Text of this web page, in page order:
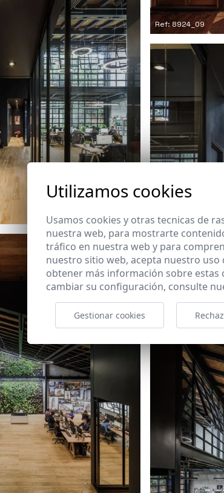
Ref: 8924_09
Ref: 8924_12
Utilizamos cookies
Usamos cookies y otras tecnicas de
nuestra web, para mostrarte
tráfico en nuestra web y para
nuestro sitio web, acepta nuestro
obtener más información sobre estas
cambiar su configuración, consulte
Gestionar cookies